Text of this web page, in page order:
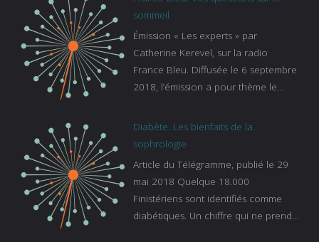
sommeil
Émission « Les experts » par
Catherine Kerevel, sur la radio
France Bleu. Diffusée le 6 septembre
2018, l’émission a pour thème le
bleu :
https://www.francebleu.fr/emissions/l
sur-le-sommeil
Diabète. Les bienfaits de la
sophrologie
Article du Télégramme, publié le 29
mai 2018 Quelque 18.000
Finistériens sont identifiés comme
diabétiques. Un chiffre qui ne prend